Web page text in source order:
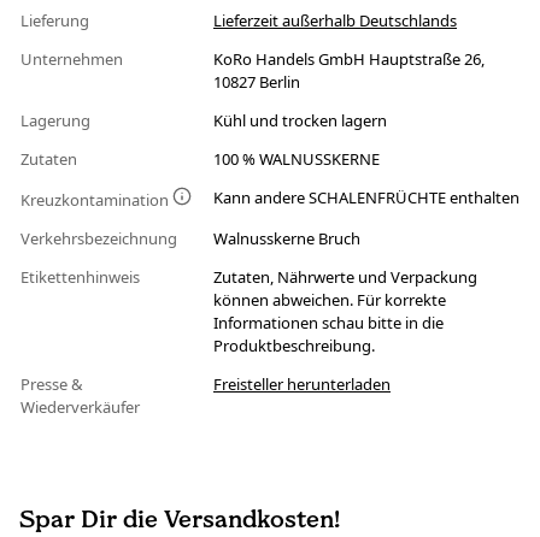
Lieferung
Lieferzeit außerhalb Deutschlands
Unternehmen
KoRo Handels GmbH Hauptstraße 26,
10827 Berlin
Lagerung
Kühl und trocken lagern
Zutaten
100 % WALNUSSKERNE
Kreuzkontamination
Kann andere SCHALENFRÜCHTE enthalten
Verkehrsbezeichnung
Walnusskerne Bruch
Etikettenhinweis
Zutaten, Nährwerte und Verpackung
können abweichen. Für korrekte
Informationen schau bitte in die
Produktbeschreibung.
Presse &
Wiederverkäufer
Freisteller herunterladen
Spar Dir die Versandkosten!